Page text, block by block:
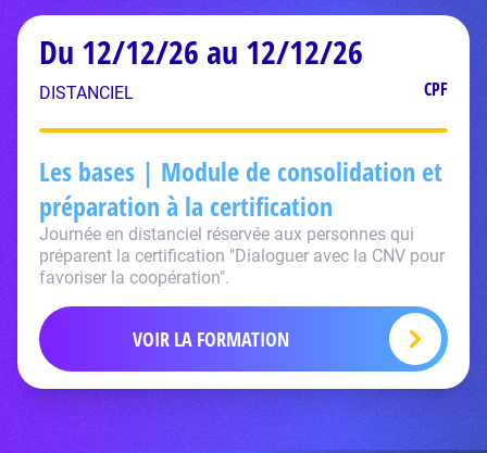
Du 12/12/26 au 12/12/26
DISTANCIEL CPF
Les bases | Module de consolidation et
préparation à la certification
Journée en distanciel réservée aux personnes qui
préparent la certification "Dialoguer avec la CNV pour
favoriser la coopération".
VOIR LA FORMATION